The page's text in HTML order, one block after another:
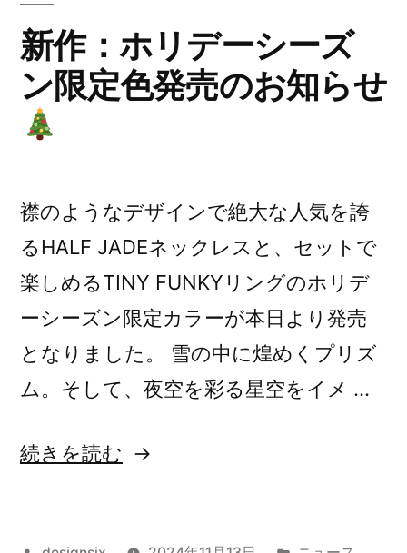
ョ
ン”GABBER””
の
新作：ホリデーシーズ
ン限定色発売のお知らせ
襟のようなデザインで絶大な人気を誇
るHALF JADEネックレスと、セットで
楽しめるTINY FUNKYリングのホリデ
ーシーズン限定カラーが本日より発売
となりました。 雪の中に煌めくプリズ
ム。そして、夜空を彩る星空をイメ …
“新
続きを読む